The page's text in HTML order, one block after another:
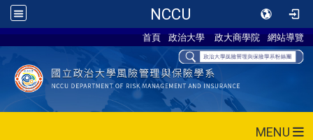
NCCU
首頁 政治大學 政大商學院 網站導覽
MENU